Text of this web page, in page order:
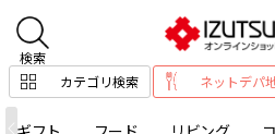
カテゴリ検索 ネットデパ